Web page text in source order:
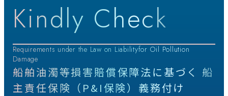
Kindly Check
Requirements under the Law on Liabilityfor Oil Pollution
Damage
船舶油濁等損害賠償保障法に基づく 船
主責任保険（P&I保険）義務付け